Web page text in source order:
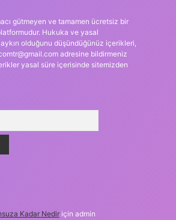
gütmeyen ve tamamen ücretsiz bir
Hukuka ve yasal
olduğunu düşündüğünüz içerikleri,
adresine bildirmeniz
yasal süre içerisinde sitemizden
Kadar Nediriçin admin